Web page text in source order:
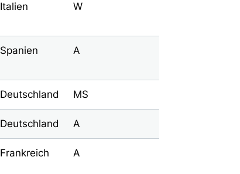
Italien W
Spanien A
Deutschland MS
Deutschland A
Frankreich A